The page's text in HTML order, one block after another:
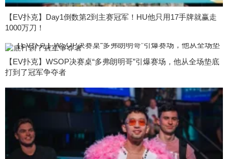
【EV扑克】Day1倒数第2到主赛冠军！HU他只用17手牌就赢走
1000万刀！
【EV扑克】WSOP决赛桌“多弗朗明哥”引爆赛场，他从全场垫底
打到了冠军争夺者